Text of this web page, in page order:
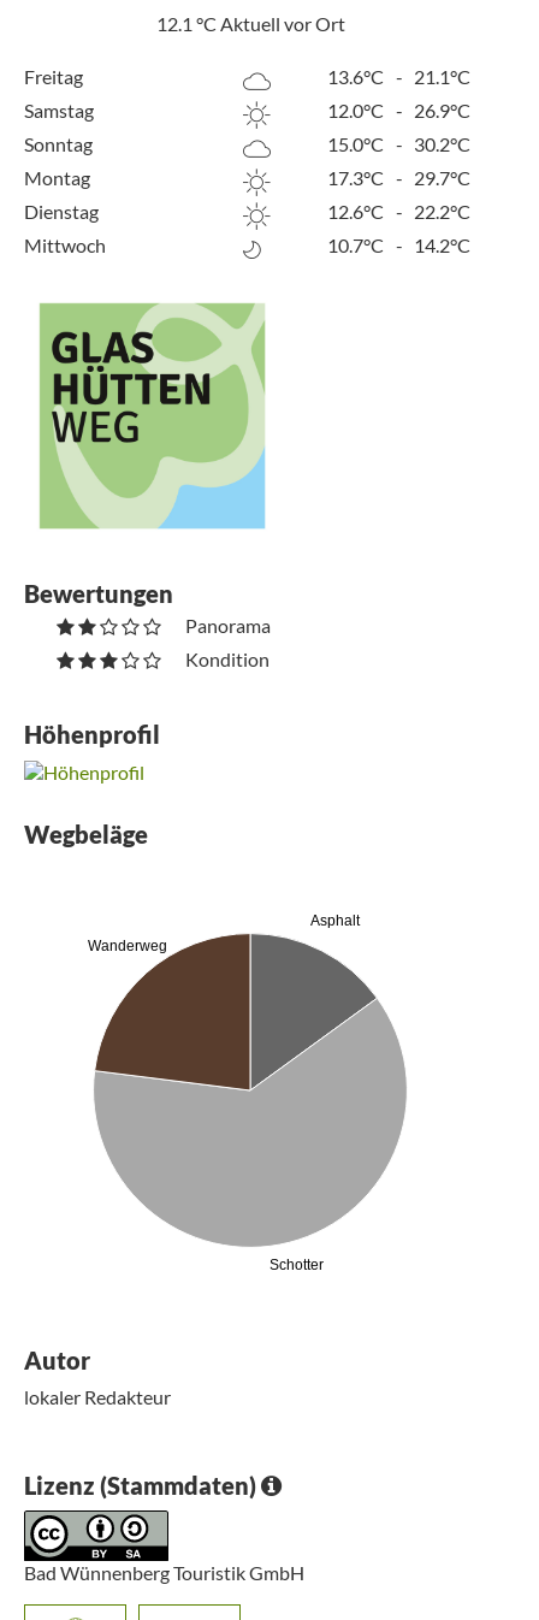
12.1 °C Aktuell vor Ort
Freitag 13.6°C - 21.1°C
Samstag
12.0°C - 26.9°C
Sonntag
15.0°C - 30.2°C
Montag
17.3°C - 29.7°C
Dienstag
12.6°C - 22.2°C
Mittwoch
10.7°C - 14.2°C
Bewertungen
Panorama
Kondition
Höhenprofil
Wegbeläge
Asphalt
Schotter
Wanderweg
Autor
lokaler Redakteur
Lizenz (Stammdaten)
Bad Wünnenberg Touristik GmbH